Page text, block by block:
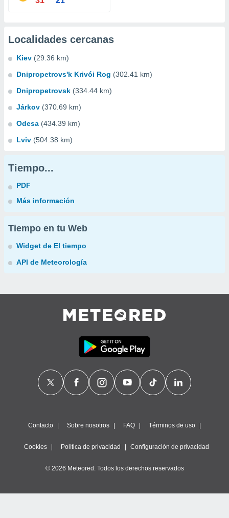
Localidades cercanas
Kiev (29.36 km)
Dnipropetrovs'k Krivói Rog (302.41 km)
Dnipropetrovsk (334.44 km)
Járkov (370.69 km)
Odesa (434.39 km)
Lviv (504.38 km)
Tiempo...
PDF
Más información
Tiempo en tu Web
Widget de El tiempo
API de Meteorología
Contacto Sobre nosotros FAQ Términos de uso
Cookies Política de privacidad Configuración de privacidad
© 2026 Meteored. Todos los derechos reservados